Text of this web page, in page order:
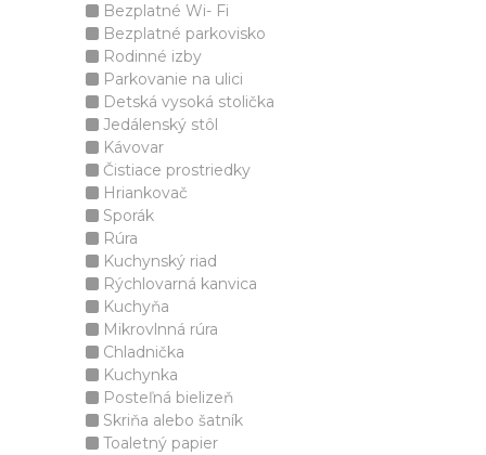
Bezplatné Wi- Fi
Bezplatné parkovisko
Rodinné izby
Parkovanie na ulici
Detská vysoká stolička
Jedálenský stôl
Kávovar
Čistiace prostriedky
Hriankovač
Sporák
Rúra
Kuchynský riad
Rýchlovarná kanvica
Kuchyňa
Mikrovlnná rúra
Chladnička
Kuchynka
Posteľná bielizeň
Skriňa alebo šatník
Toaletný papier